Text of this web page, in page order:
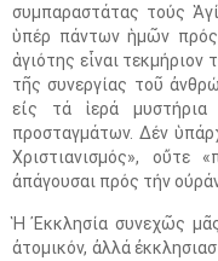
συμπαραστάτας τούς
ὑπέρ πάντων ἡμῶν
ἁγιότης εἶναι
τῆς συνεργίας τοῦ
εἰς τά ἱερά
προσταγμάτων. Δέν
Χριστιανισμός», οὔτε
ἀπάγουσαι πρός τήν
Ἡ Ἐκκλησία συνεχῶς μᾶς
ἀτομικόν, ἀλλά